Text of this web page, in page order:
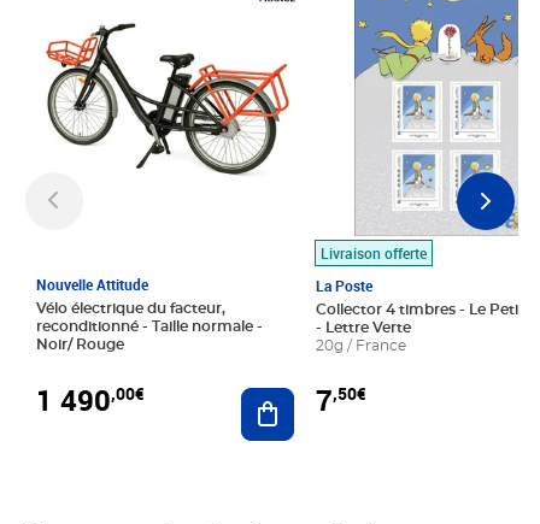
Nouvelle Attitude
Vélo électrique du facteur,
reconditionné - Taille normale -
Noir/ Rouge
1 490,00€ Ajouter au panier
Livraison offerte
La Poste
Collector 4 timbres - Le Petit
- Lettre Verte
20g / France
7,50€